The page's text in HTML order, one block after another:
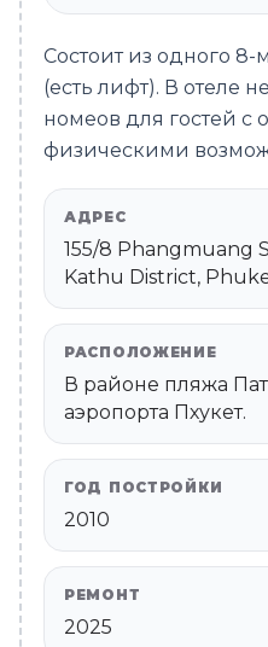
Состоит из одного 8-
(есть лифт). В отеле
номеов для гостей с
физическими
АДРЕС
155/8 Phangmuang
Kathu District,
РАСПОЛОЖЕНИЕ
В районе пляжа
аэропорта Пхукет.
ГОД ПОСТРОЙКИ
2010
РЕМОНТ
2025